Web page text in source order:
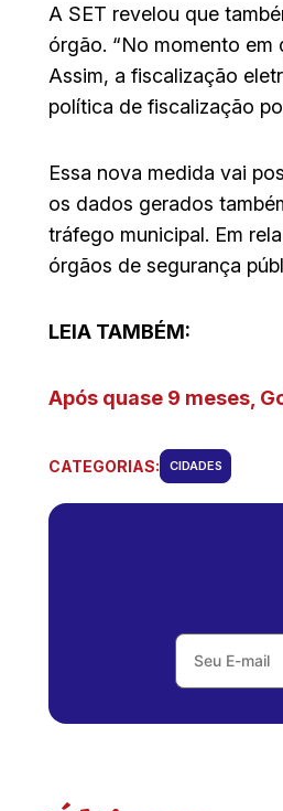
A SET revelou que
órgão. “No momento
Assim, a fiscalização
política de fiscalização
Essa nova medida vai
os dados gerados
tráfego municipal. Em
órgãos de segurança
LEIA TAMBÉM:
Após quase 9 meses,
CATEGORIAS: CIDADES